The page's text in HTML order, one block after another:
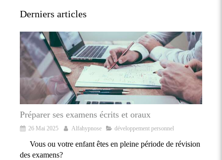
Derniers articles
Préparer ses examens écrits et oraux
26 Mai 2025 Alfahypnose développement personnel
Vous ou votre enfant êtes en pleine période de révision
des examens?